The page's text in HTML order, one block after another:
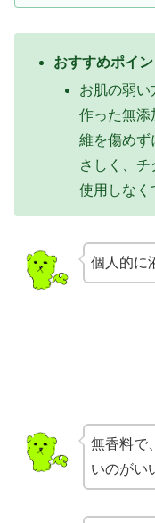
おすすめポイ
お肌の弱い
作った無添
維を傷めず
さしく、
使用しなく
個人的に
無香料で
いのがい